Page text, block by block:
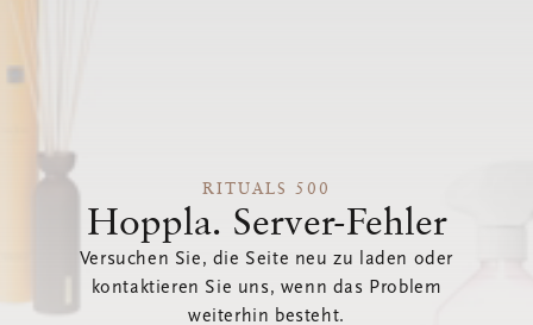
RITUALS 500
Hoppla. Server-Fehler
Versuchen Sie, die Seite neu zu laden oder
kontaktieren Sie uns, wenn das Problem
weiterhin besteht.